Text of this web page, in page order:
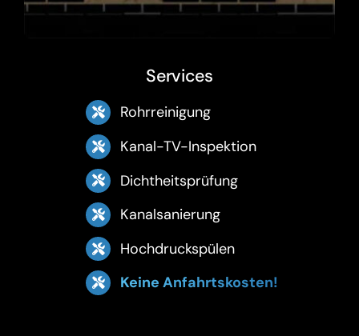
Services
Rohrreinigung
Kanal-TV-Inspektion
Dichtheitsprüfung
Kanalsanierung
Hochdruckspülen
Keine Anfahrtskosten!